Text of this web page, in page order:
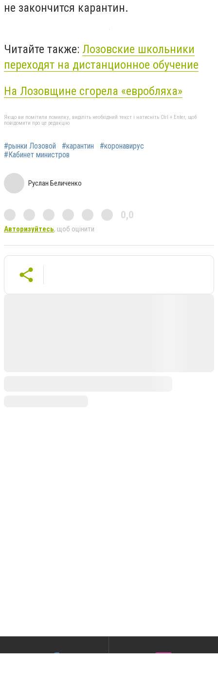
не закончится карантин.
Читайте также: Лозовские школьники
переходят на дистанционное обучение
На Лозовщине сгорела «евробляха»
Якщо ви помітили помилку, виділіть необхідний текст і натисніть Ctrl + Enter, щоб
повідомити про це редакцію
#рынки Лозовой #карантин
#коронавирус
#Кабинет министров
Руслан Беличенко
0,0
Авторизуйтесь, щоб оцінити